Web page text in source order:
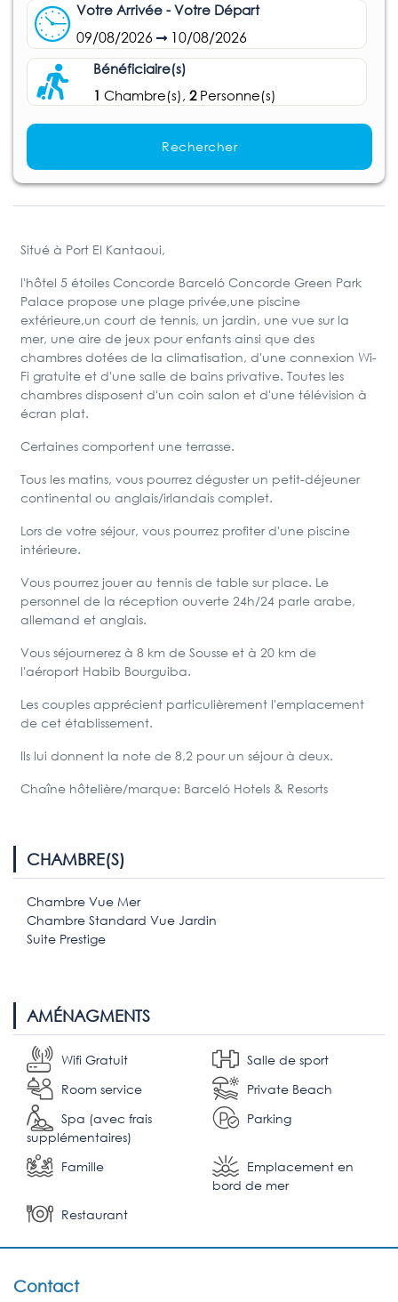
Votre Arrivée - Votre Départ
09/08/2026 10/08/2026
Bénéficiaire(s)
1 Chambre(s), 2 Personne(s)
Rechercher
Situé à Port El Kantaoui,
l'hôtel 5 étoiles Concorde Barceló Concorde Green Park
Palace propose une plage privée,une piscine
extérieure,un court de tennis, un jardin, une vue sur la
mer, une aire de jeux pour enfants ainsi que des
chambres dotées de la climatisation, d'une connexion Wi-
Fi gratuite et d'une salle de bains privative. Toutes les
chambres disposent d'un coin salon et d'une télévision à
écran plat.
Certaines comportent une terrasse.
Tous les matins, vous pourrez déguster un petit-déjeuner
continental ou anglais/irlandais complet.
Lors de votre séjour, vous pourrez profiter d'une piscine
intérieure.
Vous pourrez jouer au tennis de table sur place. Le
personnel de la réception ouverte 24h/24 parle arabe,
allemand et anglais.
Vous séjournerez à 8 km de Sousse et à 20 km de
l'aéroport Habib Bourguiba.
Les couples apprécient particulièrement l'emplacement
de cet établissement.
Ils lui donnent la note de 8,2 pour un séjour à deux.
Chaîne hôtelière/marque: Barceló Hotels & Resorts
CHAMBRE(S)
Chambre Vue Mer
Chambre Standard Vue Jardin
Suite Prestige
AMÉNAGMENTS
Wifi Gratuit
Salle de sport
Room service
Private Beach
Spa (avec frais
supplémentaires)
Parking
Famille
Emplacement en
bord de mer
Restaurant
Contact